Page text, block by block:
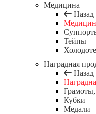
Медицина
Назад
Тейпы
Наградная
Назад
Кубки
Медали